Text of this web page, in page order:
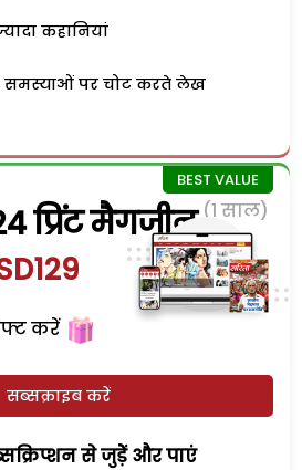
कहानियां
समस्याओं पर चोट करते लेख
प्रिंट मैगजीन (1 साल)
करें
सब्सक्राइब करें
से जुड़ेें और पाएं